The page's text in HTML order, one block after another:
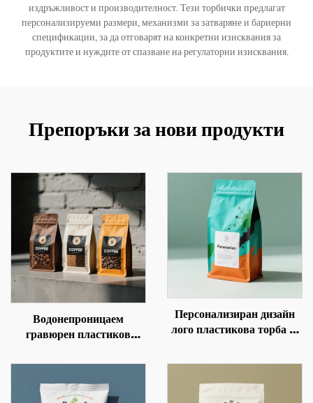
издръжливост и производителност. Тези торбички предлагат
персонализируеми размери, механизми за затваряне и бариерни
спецификации, за да отговарят на конкретни изисквания за
продуктите и нуждите от спазване на регулаторни изисквания.
Препоръки за нови продукти
Водонепроницаем
гравюрен пластиков
дън, за кава, орехи,
закуски, месо, сладкиши,
прах, хранителна
Персонализиран дизайн
лого пластикова торба за
плоско дъно на торбата за